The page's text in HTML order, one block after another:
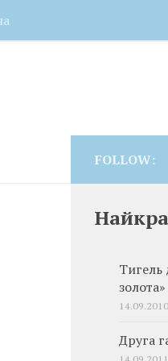
FOLLOW:
Тигель
золота»
14.09.2010
Друга